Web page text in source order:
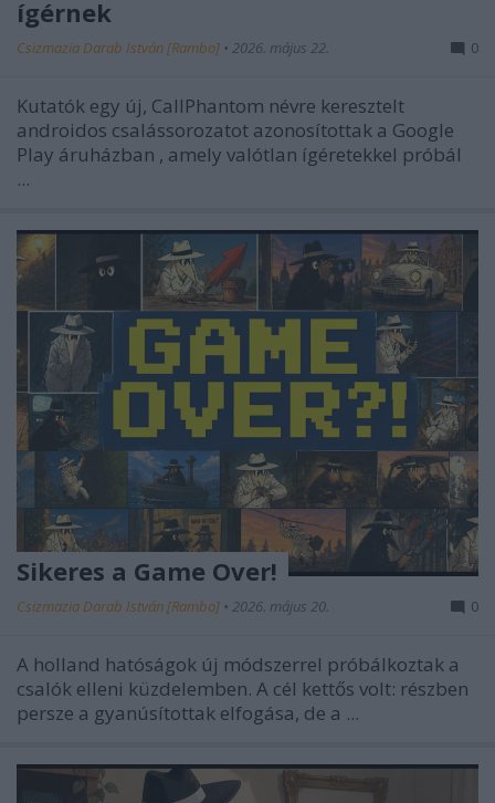
ígérnek
Csizmazia Darab István [Rambo] • 2026. május 22. 0
Kutatók egy új, CallPhantom névre keresztelt
androidos csalássorozatot azonosítottak a Google
Play áruházban , amely valótlan ígéretekkel próbál
...
Sikeres a Game Over!
Csizmazia Darab István [Rambo] • 2026. május 20. 0
A holland hatóságok új módszerrel próbálkoztak a
csalók elleni küzdelemben. A cél kettős volt: részben
persze a gyanúsítottak elfogása, de a ...